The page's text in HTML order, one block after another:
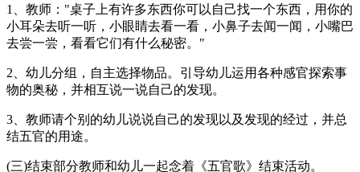
1、教师："桌子上有许多东西你可以自己找一个东西，用你的
小耳朵去听一听，小眼睛去看一看，小鼻子去闻一闻，小嘴巴
去尝一尝，看看它们有什么秘密。"
2、幼儿分组，自主选择物品。引导幼儿运用各种感官探索事
物的奥秘，并相互说一说自己的发现。
3、教师请个别的幼儿说说自己的发现以及发现的经过，并总
结五官的用途。
(三)结束部分教师和幼儿一起念着《五官歌》结束活动。